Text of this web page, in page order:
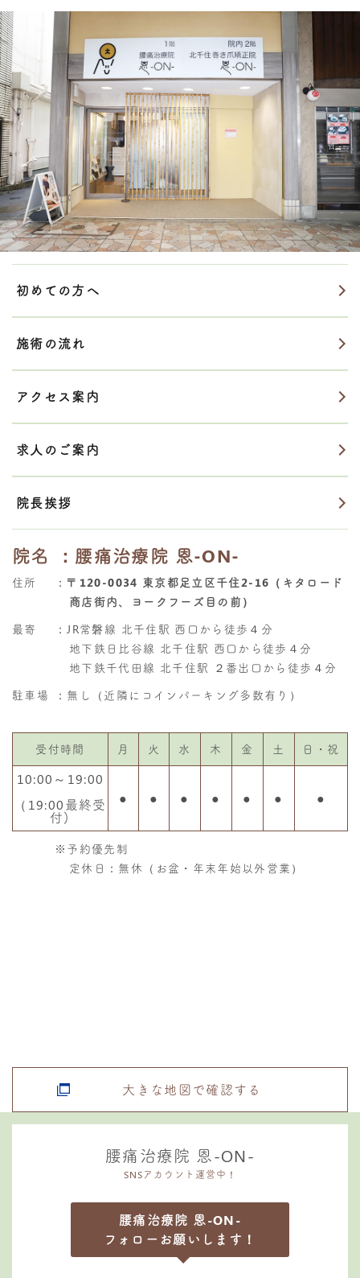
初めての方へ
施術の流れ
アクセス案内
求人のご案内
院長挨拶
院名 ：腰痛治療院 恩-ON-
住所 ： 〒120-0034 東京都足立区千住2-16（キタロード
商店街内、ヨークフーズ目の前）
最寄
：JR常磐線 北千住駅 西口から徒歩４分
地下鉄日比谷線 北千住駅 西口から徒歩４分
地下鉄千代田線 北千住駅 ２番出口から徒歩４分
駐車場
：無し（近隣にコインパーキング多数有り）
受付時間 月 火 水 木 金 土 日・祝
10:00～19:00
（19:00最終受
付)
● ● ● ● ● ● ●
※予約優先制
定休日：無休（お盆・年末年始以外営業）
大きな地図で確認する
腰痛治療院 恩-ON-
SNSアカウント運営中！
腰痛治療院 恩-ON-
フォローお願いします！